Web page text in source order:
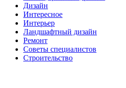
Дизайн
Интересное
Интерьер
Ландшафтный дизайн
Ремонт
Советы специалистов
Строительство